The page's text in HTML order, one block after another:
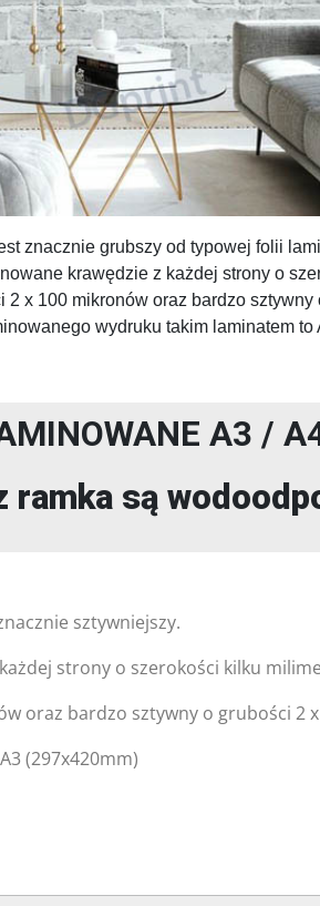
znacznie grubszy od typowej folii
krawędzie z każdej strony o
x 100 mikronów oraz bardzo
wydruku takim laminatem to
A3 /
ramka są
sztywniejszy.
strony o szerokości kilku
oraz bardzo sztywny o grubości 2
(297x420mm)